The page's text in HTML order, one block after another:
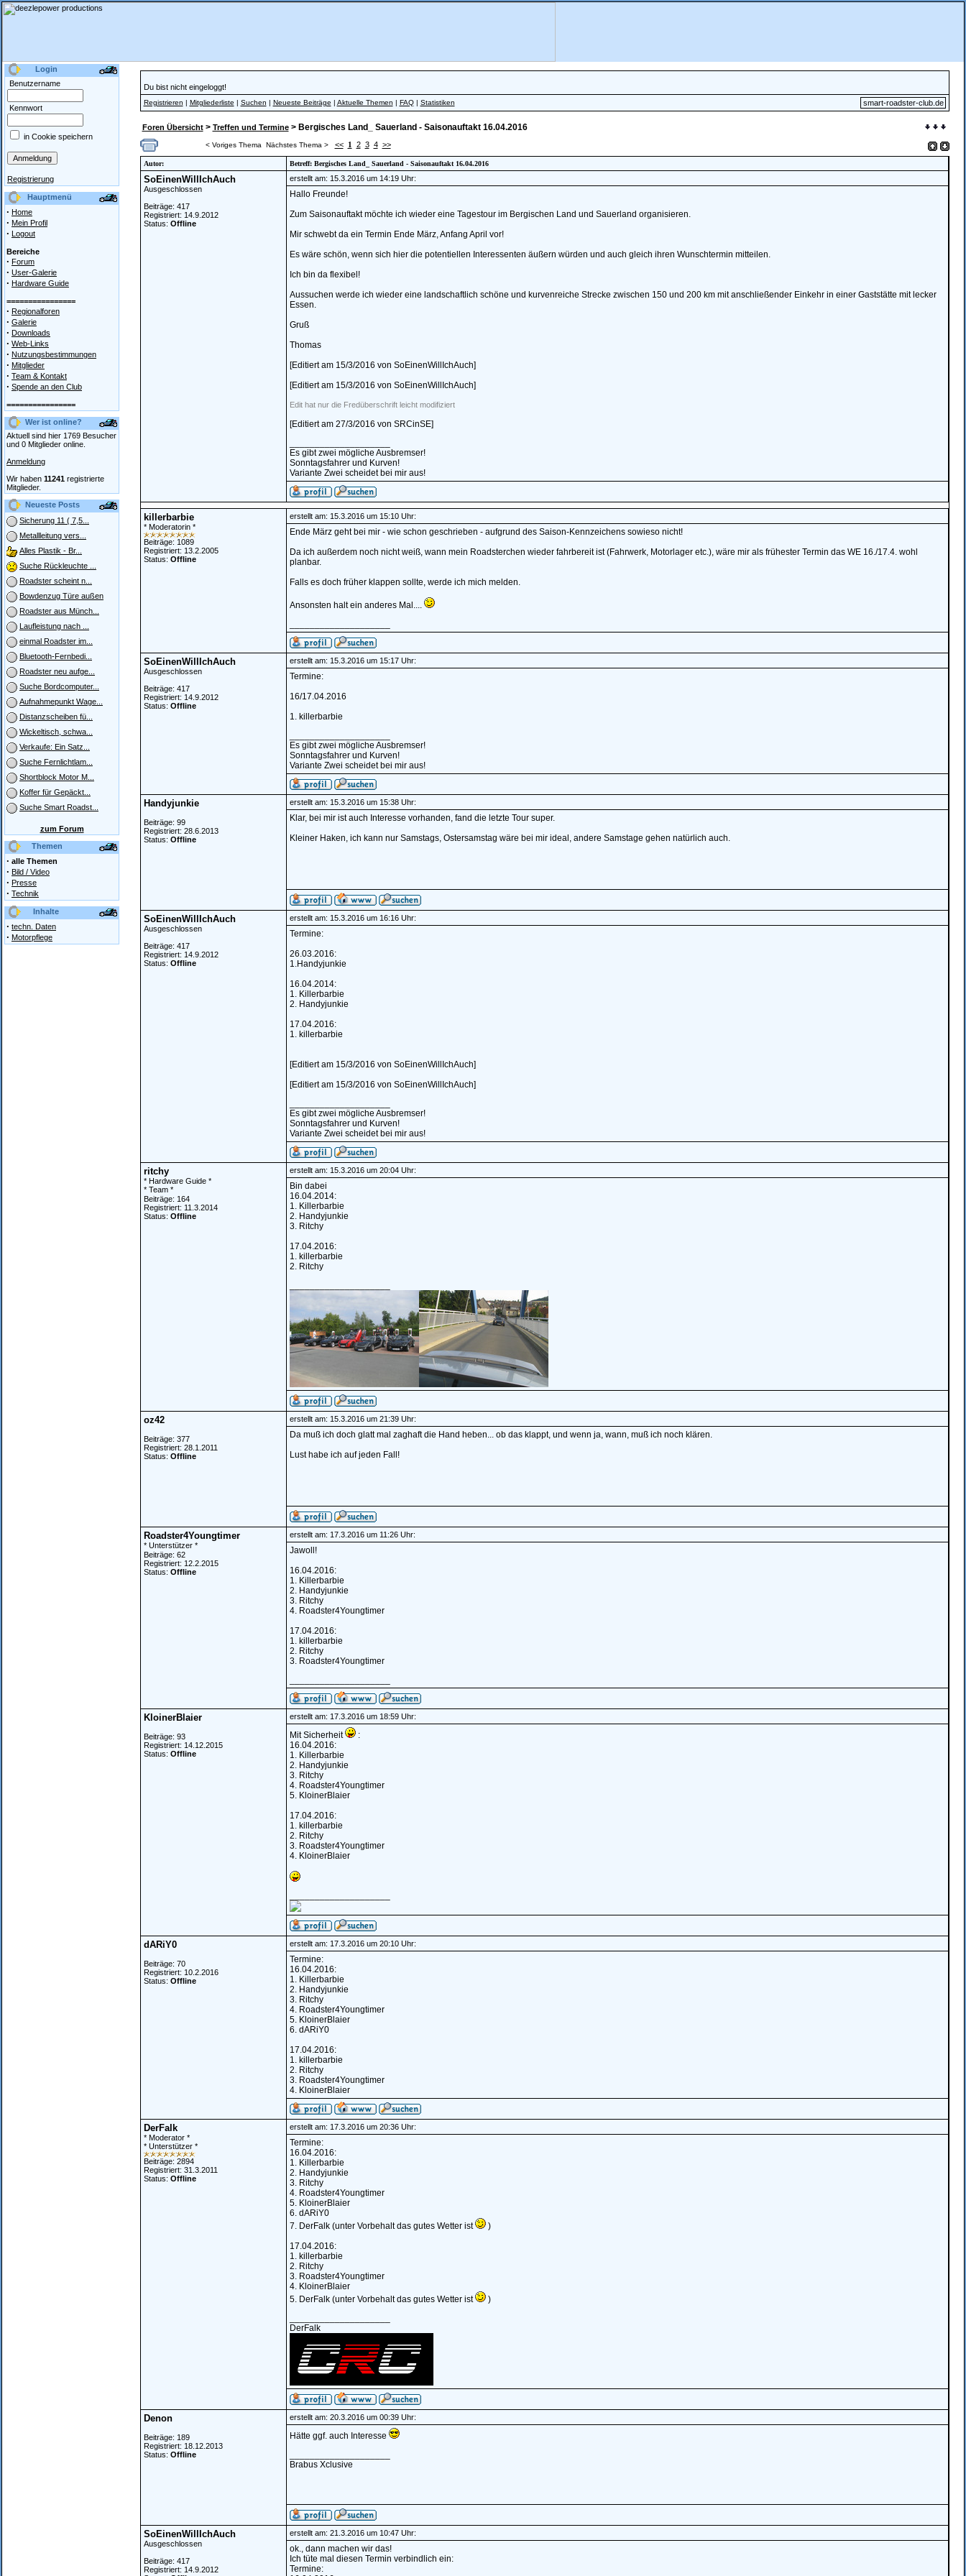
Login
Benutzername
Kennwort
in Cookie speichern
Registrierung
Hauptmenü
· Home
· Mein Profil
· Logout
Bereiche
· Forum
· User-Galerie
· Hardware Guide
================
· Regionalforen
· Galerie
· Downloads
· Web-Links
· Nutzungsbestimmungen
· Mitglieder
· Team & Kontakt
· Spende an den Club
================
Wer ist online?
Aktuell sind hier 1769 Besucher
und 0 Mitglieder online.
Anmeldung
Wir haben 11241 registrierte
Mitglieder.
Neueste Posts
Sicherung 11 ( 7,5...
Metallleitung vers...
Alles Plastik - Br...
Suche Rückleuchte ...
Roadster scheint n...
Bowdenzug Türe außen
Roadster aus Münch...
Laufleistung nach ...
einmal Roadster im...
Bluetooth-Fernbedi...
Roadster neu aufge...
Suche Bordcomputer...
Aufnahmepunkt Wage...
Distanzscheiben fü...
Wickeltisch, schwa...
Verkaufe: Ein Satz...
Suche Fernlichtlam...
Shortblock Motor M...
Koffer für Gepäckt...
Suche Smart Roadst...
zum Forum
Themen
· alle Themen
· Bild / Video
· Presse
· Technik
Inhalte
· techn. Daten
· Motorpflege
Du bist nicht eingeloggt!
Registrieren | Mitgliederliste | Suchen | Neueste Beiträge | Aktuelle Themen | FAQ| Statistiken smart-roadster-club.de
Foren Übersicht> Treffen und Termine> Bergisches Land_ Sauerland - Saisonauftakt 16.04.2016
< Voriges Thema Nächstes Thema > << 1 2 3 4 >>
Autor: Betreff: Bergisches Land_ Sauerland - Saisonauftakt 16.04.2016
SoEinenWillIchAuch
Ausgeschlossen
Beiträge: 417
Registriert: 14.9.2012
Status: Offline
erstellt am: 15.3.2016 um 14:19 Uhr:
Hallo Freunde!
Zum Saisonauftakt möchte ich wieder eine Tagestour im Bergischen Land und Sauerland organisieren.
Mir schwebt da ein Termin Ende März, Anfang April vor!
Es wäre schön, wenn sich hier die potentiellen Interessenten äußern würden und auch gleich ihren Wunschtermin mitteilen.
Ich bin da flexibel!
Aussuchen werde ich wieder eine landschaftlich schöne und kurvenreiche Strecke zwischen 150 und 200 km mit anschließender Einkehr in einer Gaststätte mit lecker
Essen.
Gruß
Thomas
[Editiert am 15/3/2016 von SoEinenWillIchAuch]
[Editiert am 15/3/2016 von SoEinenWillIchAuch]
Edit hat nur die Fredüberschrift leicht modifiziert
[Editiert am 27/3/2016 von SRCinSE]
Es gibt zwei mögliche Ausbremser!
Sonntagsfahrer und Kurven!
Variante Zwei scheidet bei mir aus!
killerbarbie
* Moderatorin *
Beiträge: 1089
Registriert: 13.2.2005
Status: Offline
erstellt am: 15.3.2016 um 15:10 Uhr:
Ende März geht bei mir - wie schon geschrieben - aufgrund des Saison-Kennzeichens sowieso nicht!
Da ich außerdem noch nicht weiß, wann mein Roadsterchen wieder fahrbereit ist (Fahrwerk, Motorlager etc.), wäre mir als frühester Termin das WE 16./17.4. wohl
planbar.
Falls es doch früher klappen sollte, werde ich mich melden.
Ansonsten halt ein anderes Mal....
SoEinenWillIchAuch
Ausgeschlossen
Beiträge: 417
Registriert: 14.9.2012
Status: Offline
erstellt am: 15.3.2016 um 15:17 Uhr:
Termine:
16/17.04.2016
1. killerbarbie
Es gibt zwei mögliche Ausbremser!
Sonntagsfahrer und Kurven!
Variante Zwei scheidet bei mir aus!
Handyjunkie
Beiträge: 99
Registriert: 28.6.2013
Status: Offline
erstellt am: 15.3.2016 um 15:38 Uhr:
Klar, bei mir ist auch Interesse vorhanden, fand die letzte Tour super.
Kleiner Haken, ich kann nur Samstags, Ostersamstag wäre bei mir ideal, andere Samstage gehen natürlich auch.
SoEinenWillIchAuch
Ausgeschlossen
Beiträge: 417
Registriert: 14.9.2012
Status: Offline
erstellt am: 15.3.2016 um 16:16 Uhr:
Termine:
26.03.2016:
1.Handyjunkie
16.04.2014:
1. Killerbarbie
2. Handyjunkie
17.04.2016:
1. killerbarbie
[Editiert am 15/3/2016 von SoEinenWillIchAuch]
[Editiert am 15/3/2016 von SoEinenWillIchAuch]
Es gibt zwei mögliche Ausbremser!
Sonntagsfahrer und Kurven!
Variante Zwei scheidet bei mir aus!
ritchy
* Hardware Guide *
* Team *
Beiträge: 164
Registriert: 11.3.2014
Status: Offline
erstellt am: 15.3.2016 um 20:04 Uhr:
Bin dabei
16.04.2014:
1. Killerbarbie
2. Handyjunkie
3. Ritchy
17.04.2016:
1. killerbarbie
2. Ritchy
oz42
Beiträge: 377
Registriert: 28.1.2011
Status: Offline
erstellt am: 15.3.2016 um 21:39 Uhr:
Da muß ich doch glatt mal zaghaft die Hand heben... ob das klappt, und wenn ja, wann, muß ich noch klären.
Lust habe ich auf jeden Fall!
Roadster4Youngtimer
* Unterstützer *
Beiträge: 62
Registriert: 12.2.2015
Status: Offline
erstellt am: 17.3.2016 um 11:26 Uhr:
Jawoll!
16.04.2016:
1. Killerbarbie
2. Handyjunkie
3. Ritchy
4. Roadster4Youngtimer
17.04.2016:
1. killerbarbie
2. Ritchy
3. Roadster4Youngtimer
KloinerBlaier
Beiträge: 93
Registriert: 14.12.2015
Status: Offline
erstellt am: 17.3.2016 um 18:59 Uhr:
Mit Sicherheit
:
16.04.2016:
1. Killerbarbie
2. Handyjunkie
3. Ritchy
4. Roadster4Youngtimer
5. KloinerBlaier
17.04.2016:
1. killerbarbie
2. Ritchy
3. Roadster4Youngtimer
4. KloinerBlaier
dARiY0
Beiträge: 70
Registriert: 10.2.2016
Status: Offline
erstellt am: 17.3.2016 um 20:10 Uhr:
Termine:
16.04.2016:
1. Killerbarbie
2. Handyjunkie
3. Ritchy
4. Roadster4Youngtimer
5. KloinerBlaier
6. dARiY0
17.04.2016:
1. killerbarbie
2. Ritchy
3. Roadster4Youngtimer
4. KloinerBlaier
DerFalk
* Moderator *
* Unterstützer *
Beiträge: 2894
Registriert: 31.3.2011
Status: Offline
erstellt am: 17.3.2016 um 20:36 Uhr:
Termine:
16.04.2016:
1. Killerbarbie
2. Handyjunkie
3. Ritchy
4. Roadster4Youngtimer
5. KloinerBlaier
6. dARiY0
7. DerFalk (unter Vorbehalt das gutes Wetter ist
)
17.04.2016:
1. killerbarbie
2. Ritchy
3. Roadster4Youngtimer
4. KloinerBlaier
5. DerFalk (unter Vorbehalt das gutes Wetter ist
)
DerFalk
Denon
Beiträge: 189
Registriert: 18.12.2013
Status: Offline
erstellt am: 20.3.2016 um 00:39 Uhr:
Hätte ggf. auch Interesse
Brabus Xclusive
SoEinenWillIchAuch
Ausgeschlossen
Beiträge: 417
Registriert: 14.9.2012
erstellt am: 21.3.2016 um 10:47 Uhr:
ok., dann machen wir das!
Ich tüte mal diesen Termin verbindlich ein:
Termine: